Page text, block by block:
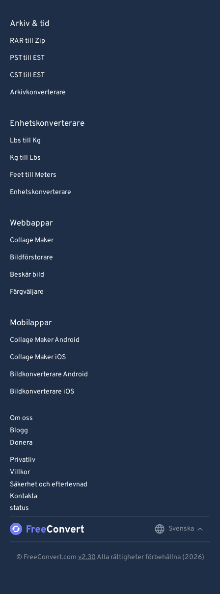
Arkiv & tid
RAR till Zip
PST till EST
CST till EST
Arkivkonverterare
Enhetskonverterare
Lbs till Kg
Kg till Lbs
Feet till Meters
Enhetskonverterare
Webbappar
Collage Maker
Bildförstorare
Beskär bild
Färgväljare
Mobilappar
Collage Maker Android
Collage Maker iOS
Bildkonverterare Android
Bildkonverterare iOS
Om oss
Blogg
Donera
Privatliv
Villkor
Säkerhet och efterlevnad
Kontakta
status
Svenska
© FreeConvert.com v2.30 Alla rättigheter förbehållna (2026)